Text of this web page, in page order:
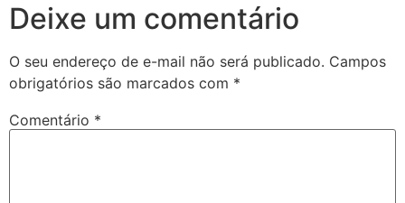
Deixe um comentário
O seu endereço de e-mail não será publicado. Campos
obrigatórios são marcados com *
Comentário *